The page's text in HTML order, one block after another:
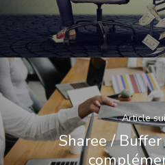
Article
Sharee /